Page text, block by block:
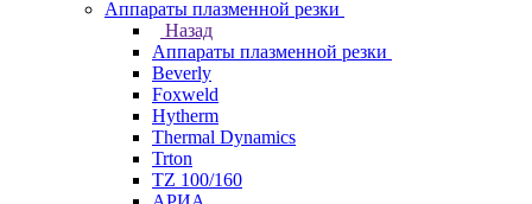
Аппараты плазменной резки
Назад
Аппараты плазменной резки
Beverly
Foxweld
Hytherm
Thermal Dynamics
Trton
TZ 100/160